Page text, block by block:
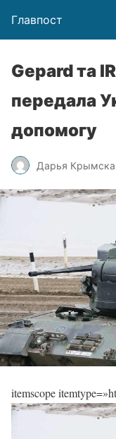
Главпост
Gepard та
передала
допомогу
Дарья
itemscope